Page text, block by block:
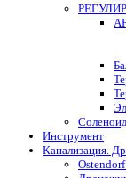
Инструмент
Канализация.